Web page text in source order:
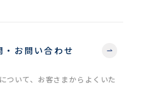
・お問い合わせ
ついて、お客さまからよくいた